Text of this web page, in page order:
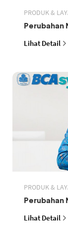
PRODUK &
Perubahan
Lihat Detail
PRODUK &
Perubahan
Lihat Detail